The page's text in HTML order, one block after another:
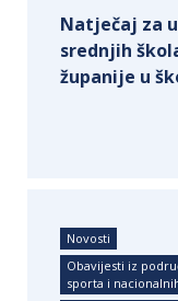
Natječaj za
srednjih
županije u
Novosti
Obavijesti iz
sporta i